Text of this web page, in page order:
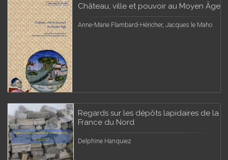
Château, ville et pouvoir au Moyen Âge
Anne-Marie Flambard-Héricher, Jacques le Maho
Regards sur les dépôts lapidaires de la
France du Nord
Delphine Hanquiez